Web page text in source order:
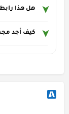
هل هذا
كيف أجد